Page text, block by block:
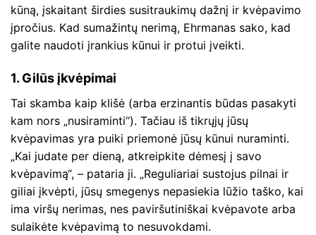
kūną, įskaitant širdies susitraukimų dažnį ir kvėpavimo
įpročius. Kad sumažintų nerimą, Ehrmanas sako, kad
galite naudoti įrankius kūnui ir protui įveikti.
1. Gilūs įkvėpimai
Tai skamba kaip klišė (arba erzinantis būdas pasakyti
kam nors „nusiraminti“). Tačiau iš tikrųjų jūsų
kvėpavimas yra puiki priemonė jūsų kūnui nuraminti.
„Kai judate per dieną, atkreipkite dėmesį į savo
kvėpavimą“, – pataria ji. „Reguliariai sustojus pilnai ir
giliai įkvėpti, jūsų smegenys nepasiekia lūžio taško, kai
ima viršų nerimas, nes paviršutiniškai kvėpavote arba
sulaikėte kvėpavimą to nesuvokdami.